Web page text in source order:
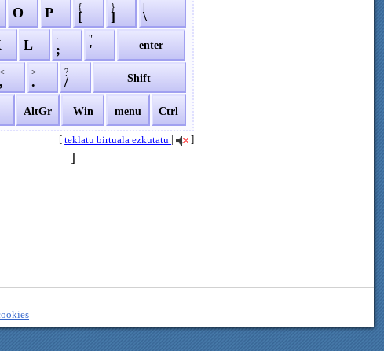
O P {
[
}
]
|
\
L :
;
"
' enter
<
,
>
.
?
/ Shift
AltGr Win menu Ctrl
[teklatu birtuala ezkutatu | ]
]